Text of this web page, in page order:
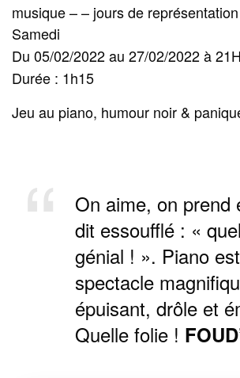
musique – – jours de
Samedi
Du 05/02/2022 au 27/02/2022 à
Durée : 1h15
Jeu au piano, humour noir &
On aime, on prend
dit essoufflé : «
génial ! ». Piano
spectacle
épuisant, drôle et
Quelle folie !